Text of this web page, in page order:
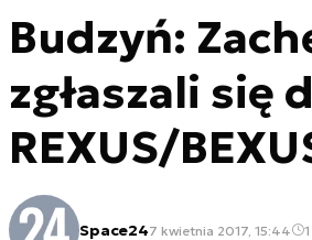
Budzyń:
zgłaszali się
REXUS/
Space247 kwietnia 2017, 15:44